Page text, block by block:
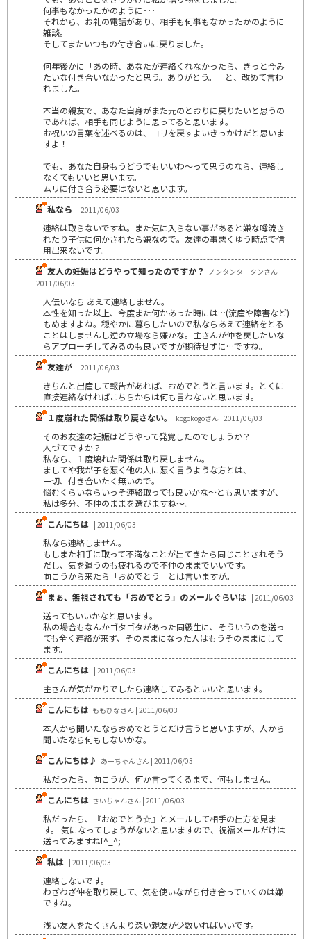
何事もなかったかのように･･･
それから、お礼の電話があり、相手も何事もなかったかのように
雑談。
そしてまたいつもの付き合いに戻りました。
何年後かに「あの時、あなたが連絡くれなかったら、きっと今み
たいな付き合いなかったと思う。ありがとう。」と、改めて言わ
れました。
本当の親友で、あなた自身がまた元のとおりに戻りたいと思うの
であれば、相手も同じように思ってると思います。
お祝いの言葉を述べるのは、ヨリを戻すよいきっかけだと思いま
すよ！
でも、あなた自身もうどうでもいいわ～って思うのなら、連絡し
なくてもいいと思います。
ムリに付き合う必要はないと思います。
私なら | 2011/06/03
連絡は取らないですね。また気に入らない事があると嫌な噂流さ
れたり子供に何かされたら嫌なので。友達の事悪くゆう時点で信
用出来ないです。
友人の妊娠はどうやって知ったのですか？ ノンタンタータンさん |
2011/06/03
人伝いなら あえて連絡しません。
本性を知った以上、今度また何かあった時には…(流産や障害など)
もめますよね。穏やかに暮らしたいので私ならあえて連絡をとる
ことはしませんし逆の立場なら嫌かな。主さんが仲を戻したいな
らアプローチしてみるのも良いですが期待せずに…ですね。
友達が | 2011/06/03
きちんと出産して報告があれば、おめでとうと言います。とくに
直接連絡なければこちらからは何も言わないと思います。
１度崩れた関係は取り戻さない。
kogokogoさん | 2011/06/03
そのお友達の妊娠はどうやって発覚したのでしょうか？
人づてですか？
私なら、１度壊れた関係は取り戻しません。
ましてや我が子を悪く他の人に悪く言うような方とは、
一切、付き合いたく無いので。
悩むくらいならいっそ連絡取っても良いかな～とも思いますが、
私は多分、不仲のままを選びますね～。
こんにちは | 2011/06/03
私なら連絡しません。
もしまた相手に取って不満なことが出てきたら同じことされそう
だし、気を遣うのも疲れるので不仲のままでいいです。
向こうから来たら「おめでとう」とは言いますが。
まぁ、無視されても「おめでとう」のメールぐらいは | 2011/06/03
送ってもいいかなと思います。
私の場合もなんかゴタゴタがあった同級生に、そういうのを送っ
ても全く連絡が来ず、そのままになった人はもうそのままにして
ます。
こんにちは | 2011/06/03
主さんが気がかりでしたら連絡してみるといいと思います。
こんにちは ももひなさん | 2011/06/03
本人から聞いたならおめでとうとだけ言うと思いますが、人から
聞いたなら何もしないかな。
こんにちは♪ あーちゃんさん | 2011/06/03
私だったら、向こうが、何か言ってくるまで、何もしません。
こんにちは さいちゃんさん | 2011/06/03
私だったら、『おめでとう☆』とメールして相手の出方を見ま
す。 気になってしょうがないと思いますので、祝福メールだけは
送ってみますねf^_^;
私は | 2011/06/03
連絡しないです。
わざわざ仲を取り戻して、気を使いながら付き合っていくのは嫌
ですね。
浅い友人をたくさんより深い親友が少数いればいいです。